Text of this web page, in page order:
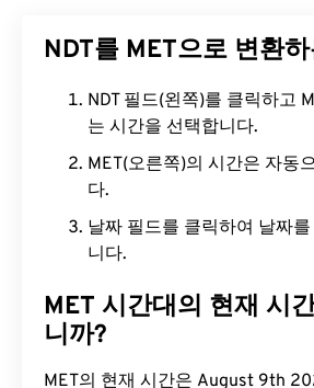
NDT를 MET으로 변환하
NDT 필드(왼쪽)를 클릭하고
는 시간을 선택합니다.
MET(오른쪽)의 시간은 자동
다.
날짜 필드를 클릭하여 날짜
니다.
MET 시간대의 현재 시
니까?
MET의 현재 시간은 August 9th